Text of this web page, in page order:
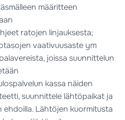
määritteen
ratojen linjauksesta;
vaativuusaste ym
joissa suunnittelun
kassa näiden
suunnittele lähtöpaikat ja
ehdoilla. Lähtöjen kuormitusta